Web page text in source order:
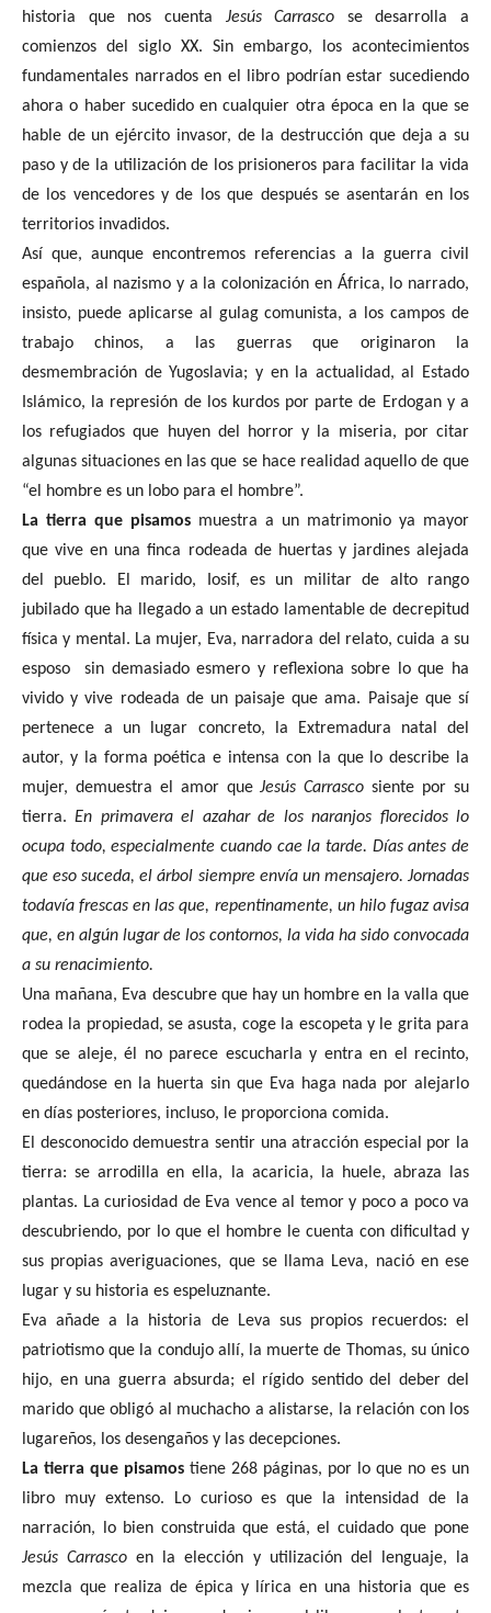
historia que nos cuenta Jesús Carrasco se desarrolla a
comienzos del siglo XX. Sin embargo, los acontecimientos
fundamentales narrados en el libro podrían estar sucediendo
ahora o haber sucedido en cualquier otra época en la que se
hable de un ejército invasor, de la destrucción que deja a su
paso y de la utilización de los prisioneros para facilitar la vida
de los vencedores y de los que después se asentarán en los
territorios invadidos.
Así que, aunque encontremos referencias a la guerra civil
española, al nazismo y a la colonización en África, lo narrado,
insisto, puede aplicarse al gulag comunista, a los campos de
trabajo chinos, a las guerras que originaron la
desmembración de Yugoslavia; y en la actualidad, al Estado
Islámico, la represión de los kurdos por parte de Erdogan y a
los refugiados que huyen del horror y la miseria, por citar
algunas situaciones en las que se hace realidad aquello de que
“el hombre es un lobo para el hombre”.
La tierra que pisamos muestra a un matrimonio ya mayor
que vive en una finca rodeada de huertas y jardines alejada
del pueblo. El marido, Iosif, es un militar de alto rango
jubilado que ha llegado a un estado lamentable de decrepitud
física y mental. La mujer, Eva, narradora del relato, cuida a su
esposo
sin demasiado esmero y reflexiona sobre lo que ha
vivido y vive rodeada de un paisaje que ama. Paisaje que sí
pertenece a un lugar concreto, la Extremadura natal del
autor, y la forma poética e intensa con la que lo describe la
mujer, demuestra el amor queJesús Carrasco siente por su
tierra.En primavera el azahar de los naranjos florecidos lo
ocupa todo, especialmente cuando cae la tarde. Días antes de
que eso suceda, el árbol siempre envía un mensajero. Jornadas
todavía frescas en las que, repentinamente, un hilo fugaz avisa
que, en algún lugar de los contornos, la vida ha sido convocada
a su renacimiento.
Una mañana, Eva descubre que hay un hombre en la valla que
rodea la propiedad, se asusta, coge la escopeta y le grita para
que se aleje, él no parece escucharla y entra en el recinto,
quedándose en la huerta sin que Eva haga nada por alejarlo
en días posteriores, incluso, le proporciona comida.
El desconocido demuestra sentir una atracción especial por la
tierra: se arrodilla en ella, la acaricia, la huele, abraza las
plantas. La curiosidad de Eva vence al temor y poco a poco va
descubriendo, por lo que el hombre le cuenta con dificultad y
sus propias averiguaciones, que se llama Leva, nació en ese
lugar y su historia es espeluznante.
Eva añade a la historia de Leva sus propios recuerdos: el
patriotismo que la condujo allí, la muerte de Thomas, su único
hijo, en una guerra absurda; el rígido sentido del deber del
marido que obligó al muchacho a alistarse, la relación con los
lugareños, los desengaños y las decepciones.
La tierra que pisamos tiene 268 páginas, por lo que no es un
libro muy extenso. Lo curioso es que la intensidad de la
narración, lo bien construida que está, el cuidado que pone
Jesús Carrasco en la elección y utilización del lenguaje, la
mezcla que realiza de épica y lírica en una historia que es